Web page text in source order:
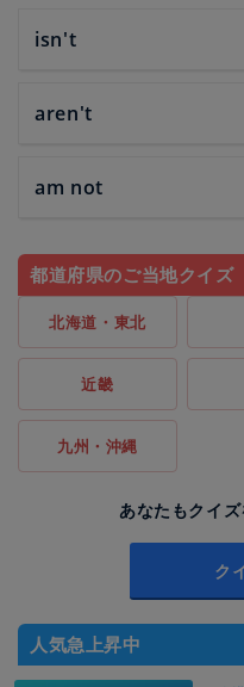
isn't
aren't
am not
都道府県のご当地クイズ
北海道・東北
近畿
九州・沖縄
あなたもクイ
ク
人気急上昇中